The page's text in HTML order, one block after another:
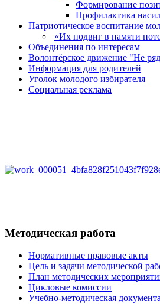
Формирование
Профилактика
Патриотическое воспитание
«Их подвиг в памяти
Объединения по интересам
Волонтёрское движение "Не
Информация для родителей
Уголок молодого избирателя
Социальная реклама
Методическая работа
Нормативные правовые акты
Цель и задачи методической
План методических
Цикловые комиссии
Учебно-методическая